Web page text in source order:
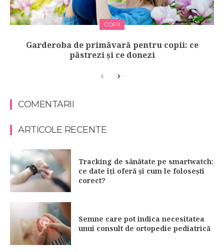
COPII
Garderoba de primăvară pentru copii: ce
păstrezi și ce donezi
COMENTARII
ARTICOLE RECENTE
Tracking de sănătate pe smartwatch:
ce date îți oferă și cum le folosești
corect?
Semne care pot indica necesitatea
unui consult de ortopedie pediatrică